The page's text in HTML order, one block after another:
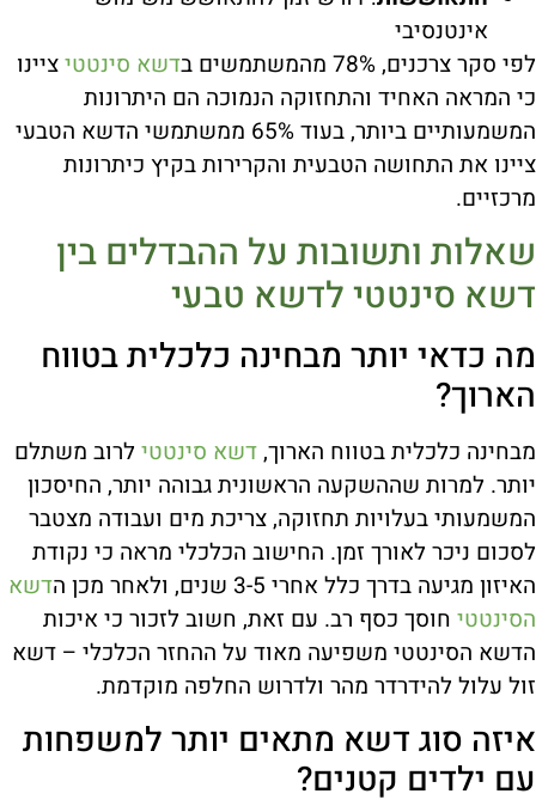
אינטנסיבי
לפי סקר צרכנים, 78% מהמשתמשים ב
דשא סינטטיציינו
כי המראה האחיד והתחזוקה הנמוכה הם היתרונות
המשמעותיים ביותר, בעוד 65% ממשתמשי הדשא הטבעי
ציינו את התחושה הטבעית והקרירות בקיץ כיתרונות
מרכזיים.
שאלות ותשובות על ההבדלים בין
דשא סינטטי לדשא טבעי
מה כדאי יותר מבחינה כלכלית בטווח
הארוך?
מבחינה כלכלית בטווח הארוך,דשא סינטטי לרוב משתלם
יותר. למרות שההשקעה הראשונית גבוהה יותר, החיסכון
המשמעותי בעלויות תחזוקה, צריכת מים ועבודה מצטבר
לסכום ניכר לאורך זמן. החישוב הכלכלי מראה כי נקודת
האיזון מגיעה בדרך כלל אחרי 3-5 שנים, ולאחר מכן ה
דשא
הסינטטי חוסך כסף רב. עם זאת, חשוב לזכור כי איכות
הדשא הסינטטי משפיעה מאוד על ההחזר הכלכלי – דשא
זול עלול להידרדר מהר ולדרוש החלפה מוקדמת.
איזה סוג דשא מתאים יותר למשפחות
עם ילדים קטנים?